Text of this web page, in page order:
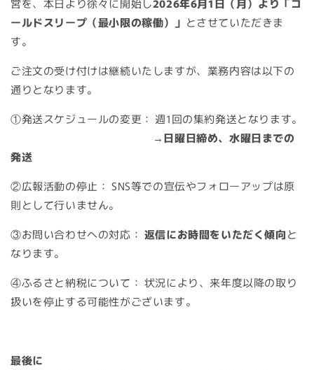
ールドスリープ（最小限の稼働）」 とさせていただきま
す。
ご注文の受け付けは継続いたしますが、業務内容は以下の
通りとなります。
①発送スケジュールの変更： 週1回の集約発送となります。
→日曜日締め、水曜日までの
発送
②広報活動の停止： SNS等での宣伝やフォローアップは原
則として行いません。
③お問い合わせへの対応： 返信にお時間をいただく傾向と
なります。
④ふるさと納税について： 状況により、来年度以降の取り
扱いを停止する可能性がございます。
最後に